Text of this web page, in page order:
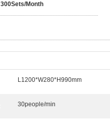
300Sets/Month
L1200*W280*H990mm
30people/min